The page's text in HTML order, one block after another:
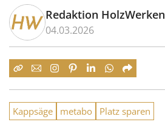
Redaktion HolzWerken
04.03.2026
Kappsäge metabo Platz sparen